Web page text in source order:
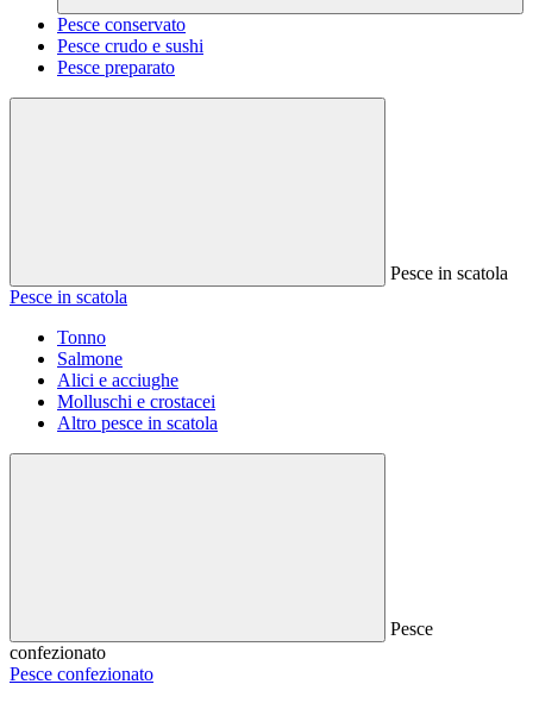
Pesce conservato
Pesce crudo e sushi
Pesce preparato
Pesce in scatola
Pesce in scatola
Tonno
Salmone
Alici e acciughe
Molluschi e crostacei
Altro pesce in scatola
Pesce
confezionato
Pesce confezionato